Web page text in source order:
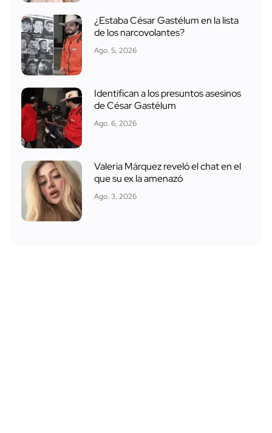
¿Estaba César Gastélum en la lista
de los narcovolantes?
Ago. 5, 2026
Identifican a los presuntos asesinos
de César Gastélum
Ago. 6, 2026
Valeria Márquez reveló el chat en el
que su ex la amenazó
Ago. 3, 2026